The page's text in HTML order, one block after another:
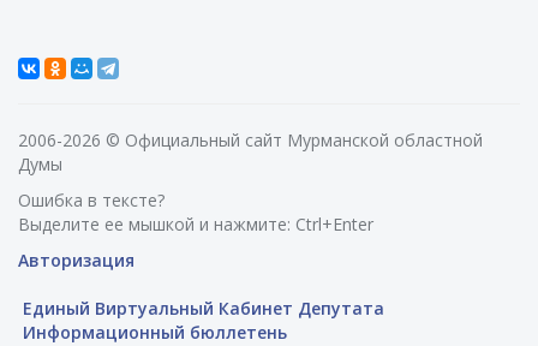
2006-2026 © Официальный сайт Мурманской областной
Думы
Ошибка в тексте?
Выделите ее мышкой и нажмите: Ctrl+Enter
Авторизация
Единый Виртуальный Кабинет Депутата
Информационный бюллетень